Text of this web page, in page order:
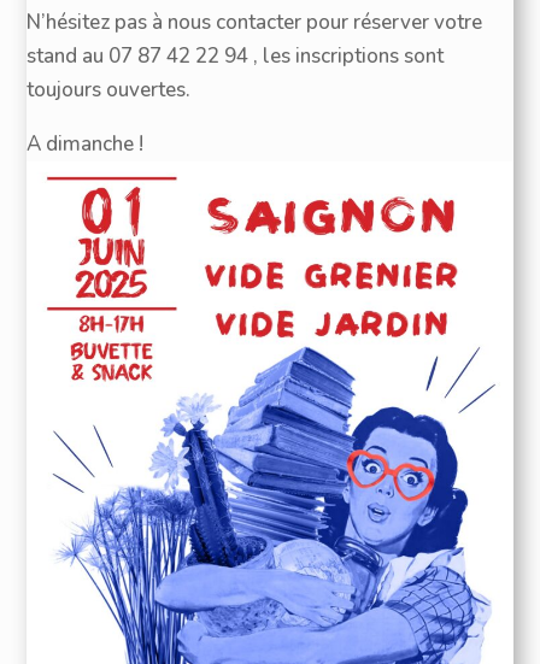
N’hésitez pas à nous contacter pour réserver votre
stand au 07 87 42 22 94 , les inscriptions sont
toujours ouvertes.
A dimanche !